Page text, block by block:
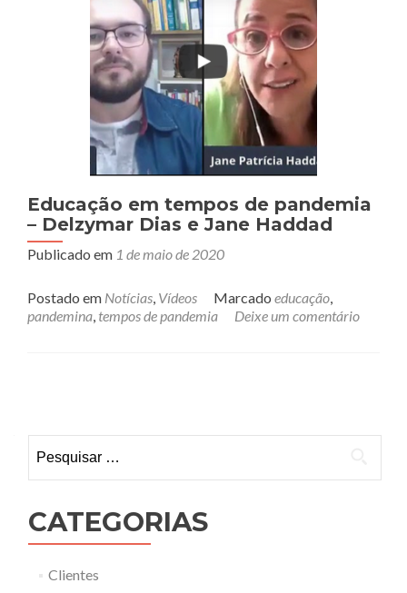
Educação em tempos de pandemia
– Delzymar Dias e Jane Haddad
Publicado em 1 de maio de 2020
Postado em Notícias, Vídeos Marcado educação,
pandemina, tempos de pandemia Deixe um comentário
CATEGORIAS
Clientes